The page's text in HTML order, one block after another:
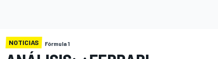
NOTICIAS Fórmula 1